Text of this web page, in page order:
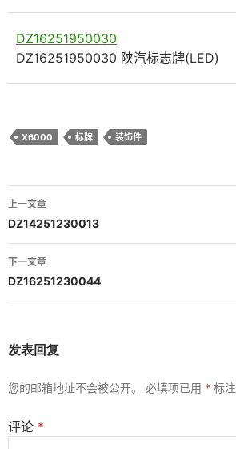
DZ16251950030
DZ16251950030 陕汽标志牌(LED)
X6000 标牌 装饰件
文
章
导
航
上一文章
DZ14251230013
下一文章
DZ16251230044
发表回复
您的邮箱地址不会被公开。 必填项已用 * 标注
评论 *